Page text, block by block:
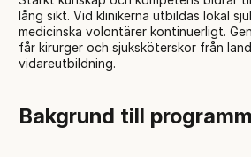
lång sikt. Vid klinikerna utbildas lokal
medicinska volontärer kontinuerligt.
får kirurger och sjuksköterskor från
vidareutbildning.
Bakgrund till